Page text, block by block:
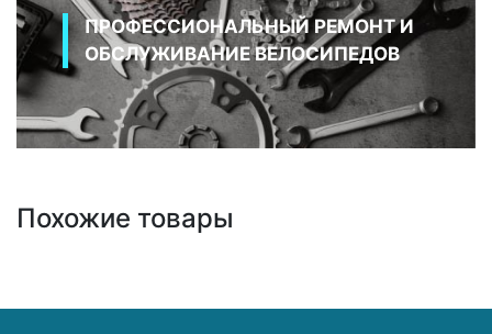
ПРОФЕССИОНАЛЬНЫЙ РЕМОНТ И
ОБСЛУЖИВАНИЕ ВЕЛОСИПЕДОВ
Похожие товары